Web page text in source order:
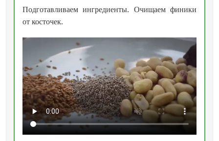
Подготавливаем ингредиенты. Очищаем финики
от косточек.